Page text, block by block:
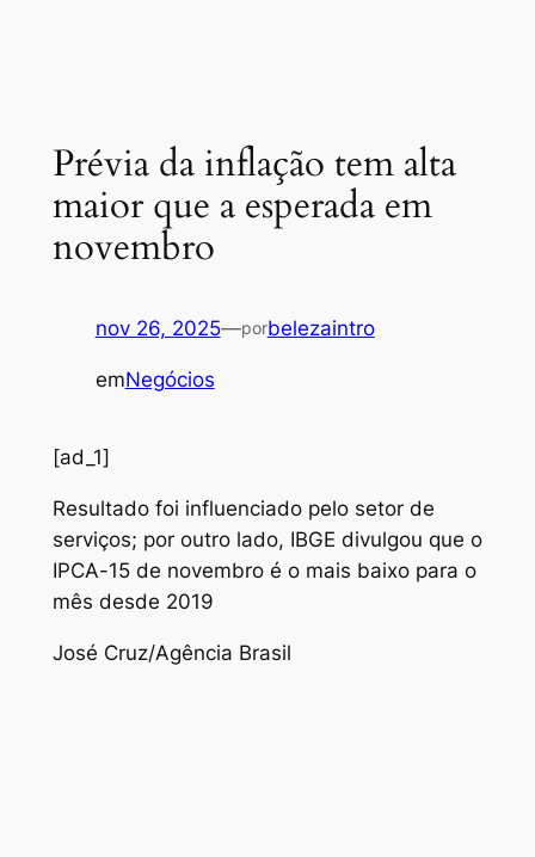
Prévia da inflação tem alta
maior que a esperada em
novembro
nov 26, 2025—porbelezaintro
emNegócios
[ad_1]
Resultado foi influenciado pelo setor de
serviços; por outro lado, IBGE divulgou que o
IPCA-15 de novembro é o mais baixo para o
mês desde 2019
José Cruz/Agência Brasil